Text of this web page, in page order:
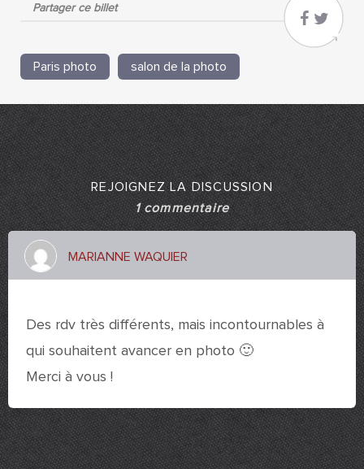
Partager ce billet
Paris photo salon de la photo
REJOIGNEZ LA DISCUSSION
1 commentaire
MARIANNE WAQUIER
Des rdv très différents, mais incontournables à
qui souhaitent avancer en photo 🙂
Merci à vous !